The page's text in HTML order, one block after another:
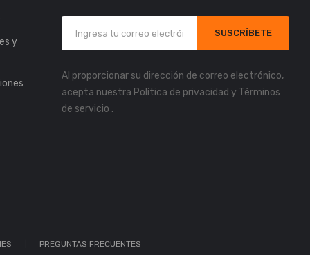
y
SUSCRÍBETE
Al proporcionar su dirección de correo electrónico,
acepta nuestra Política de privacidad y Términos
de servicio .
PREGUNTAS FRECUENTES